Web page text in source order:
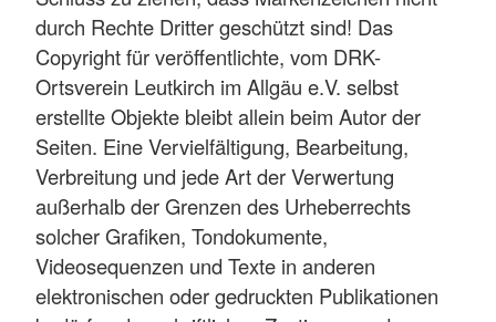
durch Rechte Dritter geschützt sind! Das
Copyright für veröffentlichte, vom DRK-
Ortsverein Leutkirch im Allgäu e.V. selbst
erstellte Objekte bleibt allein beim Autor der
Seiten. Eine Vervielfältigung, Bearbeitung,
Verbreitung und jede Art der Verwertung
außerhalb der Grenzen des Urheberrechts
solcher Grafiken, Tondokumente,
Videosequenzen und Texte in anderen
elektronischen oder gedruckten Publikationen